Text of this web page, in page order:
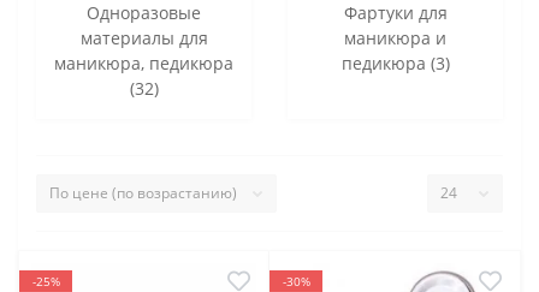
Одноразовые
материалы для
маникюра, педикюра
(32)
Фартуки для
маникюра и
педикюра (3)
-25%
-30%